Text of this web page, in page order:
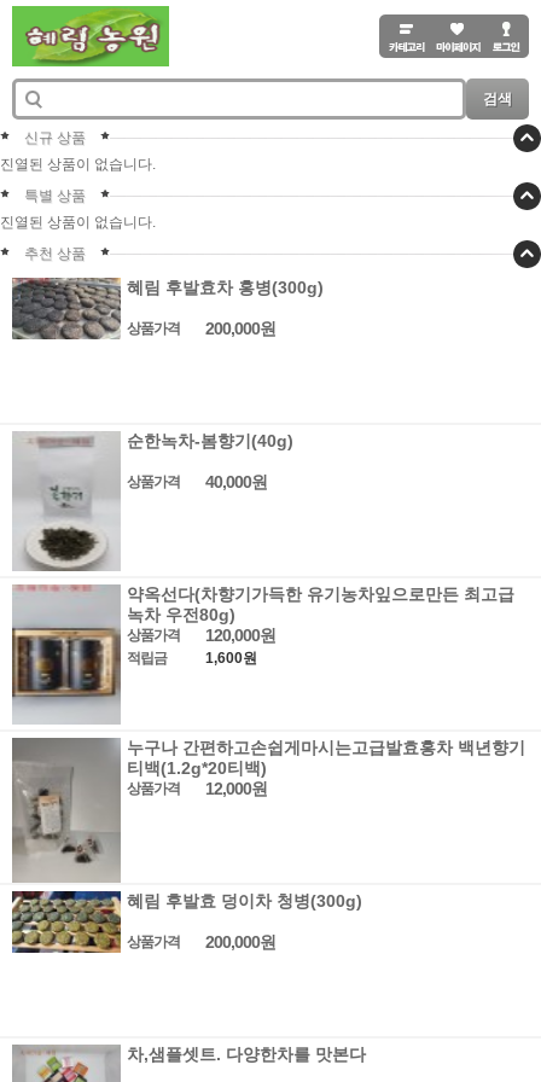
검색
신규 상품
진열된 상품이 없습니다.
특별 상품
진열된 상품이 없습니다.
추천 상품
혜림 후발효차 홍병(300g)
상품가격 200,000원
순한녹차-봄향기(40g)
상품가격 40,000원
약옥선다(차향기가득한 유기농차잎으로만든 최고급
녹차 우전80g)
상품가격 120,000원
적립금 1,600원
누구나 간편하고손쉽게마시는고급발효홍차 백년향기
티백(1.2g*20티백)
상품가격 12,000원
혜림 후발효 덩이차 청병(300g)
상품가격 200,000원
차,샘플셋트. 다양한차를 맛본다